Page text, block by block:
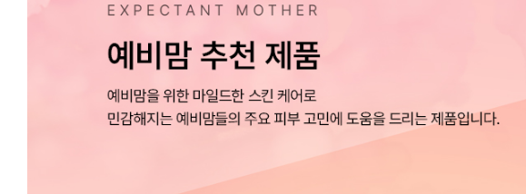
오일